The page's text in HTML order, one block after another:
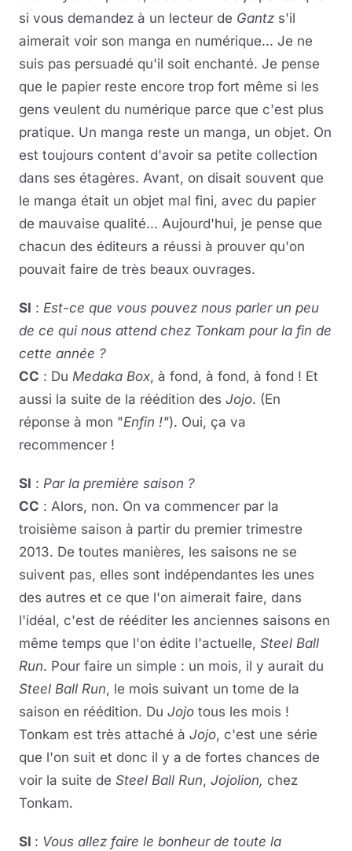
si vous demandez à un lecteur de Gantz s'il
aimerait voir son manga en numérique... Je ne
suis pas persuadé qu'il soit enchanté. Je pense
que le papier reste encore trop fort même si les
gens veulent du numérique parce que c'est plus
pratique. Un manga reste un manga, un objet. On
est toujours content d'avoir sa petite collection
dans ses étagères. Avant, on disait souvent que
le manga était un objet mal fini, avec du papier
de mauvaise qualité... Aujourd'hui, je pense que
chacun des éditeurs a réussi à prouver qu'on
pouvait faire de très beaux ouvrages.
SI : Est-ce que vous pouvez nous parler un peu
de ce qui nous attend chez Tonkam pour la fin de
cette année ?
CC : Du Medaka Box, à fond, à fond, à fond ! Et
aussi la suite de la réédition des Jojo. (En
réponse à mon "Enfin !"). Oui, ça va
recommencer !
SI : Par la première saison ?
CC : Alors, non. On va commencer par la
troisième saison à partir du premier trimestre
2013. De toutes manières, les saisons ne se
suivent pas, elles sont indépendantes les unes
des autres et ce que l'on aimerait faire, dans
l'idéal, c'est de rééditer les anciennes saisons en
même temps que l'on édite l'actuelle, Steel Ball
Run. Pour faire un simple : un mois, il y aurait du
Steel Ball Run, le mois suivant un tome de la
saison en réédition. Du Jojo tous les mois !
Tonkam est très attaché à Jojo, c'est une série
que l'on suit et donc il y a de fortes chances de
voir la suite de Steel Ball Run, Jojolion, chez
Tonkam.
SI : Vous allez faire le bonheur de toute la